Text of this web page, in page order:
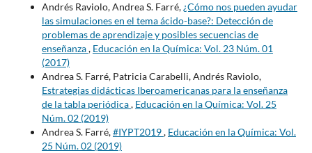
Andrés Raviolo, Andrea S. Farré,¿Cómo nos pueden ayudar
las simulaciones en el tema ácido-base?: Detección de
problemas de aprendizaje y posibles secuencias de
enseñanza, Educación en la Química: Vol. 23 Núm. 01
(2017)
Andrea S. Farré, Patricia Carabelli, Andrés Raviolo,
Estrategias didácticas Iberoamericanas para la enseñanza
de la tabla periódica, Educación en la Química: Vol. 25
Núm. 02 (2019)
Andrea S. Farré,#IYPT2019, Educación en la Química: Vol.
25 Núm. 02 (2019)